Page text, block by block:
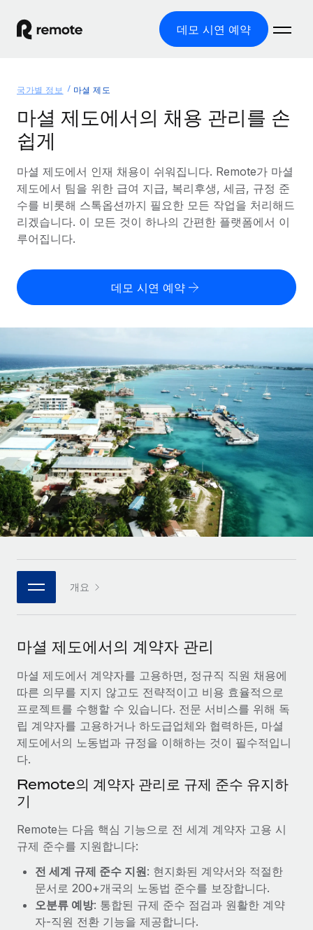
데모 시연 예약
글로벌 고용
글로벌 급여
규정을 준수하며 급여 지급을 손쉽게 처리
기록상 고용주(EOR)
법인 설립 비용 없이 전 세계로 사업을 확장
복잡한 고용 업무를 아웃소싱
인프라
Remote 통합
HR을 워크플로에 매끄럽게 통합
플랫폼
팀을 위한 통합된 핵심 HR 기능
연결 새로운
통합
핵심 비즈니스 도구로 프로세스를 간소화
전문가 상담
글로벌 인사 및 규정 준수 업무 처리에 전문가 지원 제공
신원 조사
채용 후보자 심사 프로세스 간소화
법인 설립
법인 설립을 빠르고 준법적으로 지원
글로벌 인재 이동 및 전근
직원 해외 이전을 간편하게 처리
솔루션
글로벌 서비스 제공
국가별 정보
국가별 글로벌 채용 지원 알아보기
미국 주별 정보
Remote와 다른 솔루션 비교
다른 업체들과 비교해보기
성장 단계
스타트업
성장하는 기업을 위한 민첩한 글로벌 HR 및 급여 솔루션
중견기업
맞춤형 HR 솔루션으로 팀 확장
엔터프라이즈
대기업을 위한 글로벌 HR
REMOTE 파트너 되기
플랫폼에 글로벌 HR을 유연하게 통합
Remote와의 파트너십 기회 탐색
Remote Build
곧 제공 예정
사례 연구
리소스
도구 및 계산기
오분류 리스크 평가 도구
국가별 총 인건비 계산
REMOTE와 함께 배우기
리서치 및 가이드
사례 연구
HR 용어집
체크리스트 및 템플릿
직무 설명 라이브러리
이벤트
급여 및 인재 인사이트
지원받기
모든 리소스 보기
글로벌 급여
계약자 관리
세금
블로그 둘러보기
요금
한국어
English
Français
Deutsch
Español
Italiano
Português (Portugal)
한국어
국가별 정보 마셜 제도
마셜 제도에서의 채용 관리를 손
쉽게
마셜 제도에서 인재 채용이 쉬워집니다. Remote가 마셜
제도에서 팀을 위한 급여 지급, 복리후생, 세금, 규정 준
수를 비롯해 스톡옵션까지 필요한 모든 작업을 처리해드
리겠습니다. 이 모든 것이 하나의 간편한 플랫폼에서 이
루어집니다.
데모 시연 예약
개요
마셜 제도에서의 계약자 관리
마셜 제도에서 계약자를 고용하면, 정규직 직원 채용에
따른 의무를 지지 않고도 전략적이고 비용 효율적으로
프로젝트를 수행할 수 있습니다. 전문 서비스를 위해 독
립 계약자를 고용하거나 하도급업체와 협력하든, 마셜
제도에서의 노동법과 규정을 이해하는 것이 필수적입니
다.
Remote의 계약자 관리로 규제 준수 유지하
기
Remote는 다음 핵심 기능으로 전 세계 계약자 고용 시
규제 준수를 지원합니다:
전 세계 규제 준수 지원: 현지화된 계약서와 적절한
문서로 200+개국의 노동법 준수를 보장합니다.
오분류 예방: 통합된 규제 준수 점검과 원활한 계약
자-직원 전환 기능을 제공합니다.